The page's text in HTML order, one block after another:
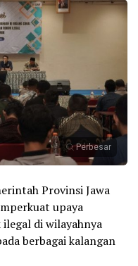
Perbesar
Provinsi Jawa
upaya
di wilayahnya
berbagai kalangan